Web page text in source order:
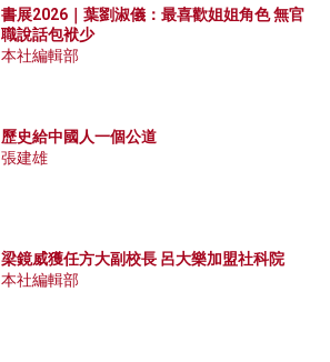
書展2026｜葉劉淑儀：最喜歡姐姐角色 無官
職說話包袱少
本社編輯部
歷史給中國人一個公道
張建雄
梁鏡威獲任方大副校長 呂大樂加盟社科院
本社編輯部